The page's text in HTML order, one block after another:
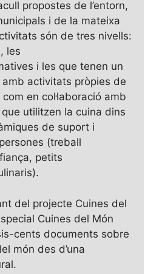
propostes de l’entorn,
i de la mateixa
són de tres nivells:
les
i les que tenen un
activitats pròpies de
en col·laboració amb
utilitzen la cuina dins
de suport i
(treball
petits
del projecte Cuines del
Cuines del Món
cents documents sobre
món des d’una